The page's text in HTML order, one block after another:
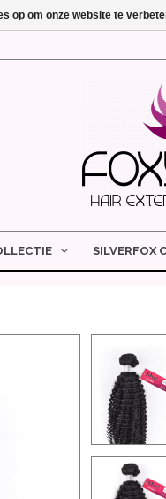
SILVERFOX
op om onze website te